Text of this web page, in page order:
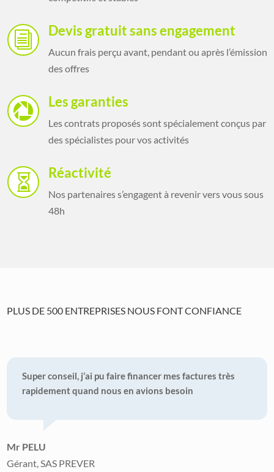
i Devis gratuit sans engagement
Aucun frais perçu avant, pendant ou après l’émission
des offres
 Les garanties
Les contrats proposés sont spécialement conçus par
des spécialistes pour vos activités
 Réactivité
Nos partenaires s’engagent à revenir vers vous sous
48h
PLUS DE 500 ENTREPRISES NOUS FONT CONFIANCE
Super conseil, j’ai pu faire financer mes factures très
rapidement quand nous en avions besoin
Mr PELU
Gérant, SAS PREVER